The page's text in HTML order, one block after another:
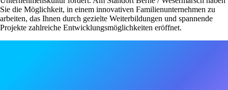
Sie die Möglichkeit, in einem innovativen Familienunternehmen zu
arbeiten, das Ihnen durch gezielte Weiterbildungen und spannende
Projekte zahlreiche Entwicklungsmöglichkeiten eröffnet.